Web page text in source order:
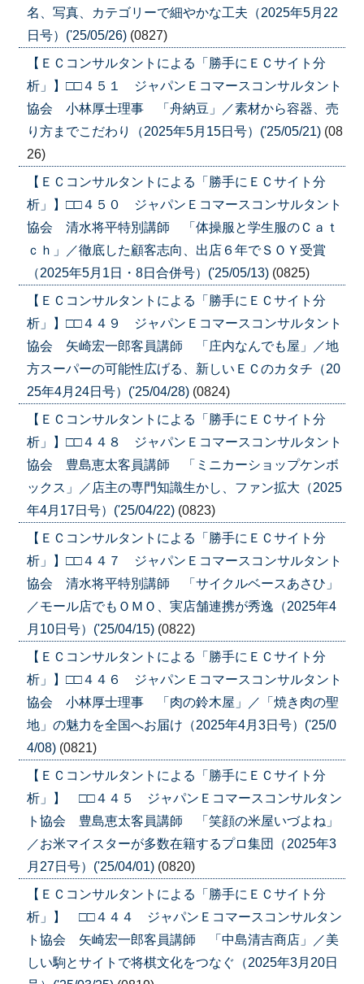
名、写真、カテゴリーで細やかな工夫（2025年5月22
日号）('25/05/26) (0827)
【ＥＣコンサルタントによる「勝手にＥＣサイト分
析」】□□４５１ ジャパンＥコマースコンサルタント
協会 小林厚士理事 「舟納豆」／素材から容器、売
り方までこだわり（2025年5月15日号）('25/05/21) (08
26)
【ＥＣコンサルタントによる「勝手にＥＣサイト分
析」】□□４５０ ジャパンＥコマースコンサルタント
協会 清水将平特別講師 「体操服と学生服のＣａｔ
ｃｈ」／徹底した顧客志向、出店６年でＳＯＹ受賞
（2025年5月1日・8日合併号）('25/05/13) (0825)
【ＥＣコンサルタントによる「勝手にＥＣサイト分
析」】□□４４９ ジャパンＥコマースコンサルタント
協会 矢崎宏一郎客員講師 「庄内なんでも屋」／地
方スーパーの可能性広げる、新しいＥＣのカタチ（20
25年4月24日号）('25/04/28) (0824)
【ＥＣコンサルタントによる「勝手にＥＣサイト分
析」】□□４４８ ジャパンＥコマースコンサルタント
協会 豊島恵太客員講師 「ミニカーショップケンボ
ックス」／店主の専門知識生かし、ファン拡大（2025
年4月17日号）('25/04/22) (0823)
【ＥＣコンサルタントによる「勝手にＥＣサイト分
析」】□□４４７ ジャパンＥコマースコンサルタント
協会 清水将平特別講師 「サイクルベースあさひ」
／モール店でもＯＭＯ、実店舗連携が秀逸（2025年4
月10日号）('25/04/15) (0822)
【ＥＣコンサルタントによる「勝手にＥＣサイト分
析」】□□４４６ ジャパンＥコマースコンサルタント
協会 小林厚士理事 「肉の鈴木屋」／「焼き肉の聖
地」の魅力を全国へお届け（2025年4月3日号）('25/0
4/08) (0821)
【ＥＣコンサルタントによる「勝手にＥＣサイト分
析」】 □□４４５ ジャパンＥコマースコンサルタン
ト協会 豊島恵太客員講師 「笑顔の米屋いづよね」
／お米マイスターが多数在籍するプロ集団（2025年3
月27日号）('25/04/01) (0820)
【ＥＣコンサルタントによる「勝手にＥＣサイト分
析」】 □□４４４ ジャパンＥコマースコンサルタン
ト協会 矢崎宏一郎客員講師 「中島清吉商店」／美
しい駒とサイトで将棋文化をつなぐ（2025年3月20日